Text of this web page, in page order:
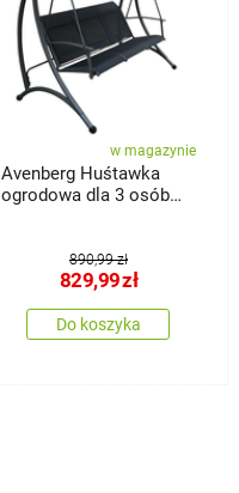
w magazynie
Avenberg Huśtawka
ogrodowa dla 3 osób
890,99 zł
829,99zł
Do koszyka